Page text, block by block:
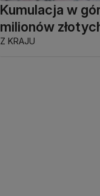
Kumulacja w
milionów
Z KRAJU